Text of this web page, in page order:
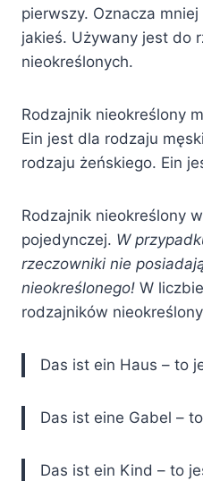
pierwszy. Oznacza
jakieś. Używany jest do
nieokreślonych.
Rodzajnik nieokreślony
Ein jest dla rodzaju
rodzaju żeńskiego. Ein
Rodzajnik nieokreślony
pojedynczej. W
rzeczowniki nie
nieokreślonego! W
rodzajników
Das ist ein Haus – to
Das ist eine Gabel –
Das ist ein Kind – to